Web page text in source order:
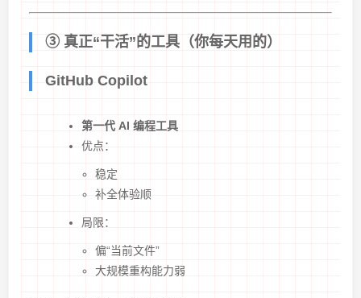
③ 真正“干活”的工具（你每天用的）
GitHub Copilot
第一代 AI 编程工具
优点：
稳定
补全体验顺
局限：
偏“当前文件”
大规模重构能力弱